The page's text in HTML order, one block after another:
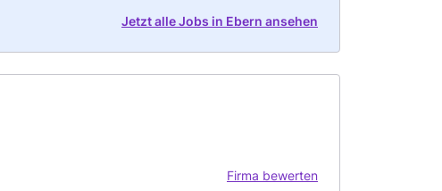
Jetzt alle Jobs in Ebern ansehen
Firma bewerten